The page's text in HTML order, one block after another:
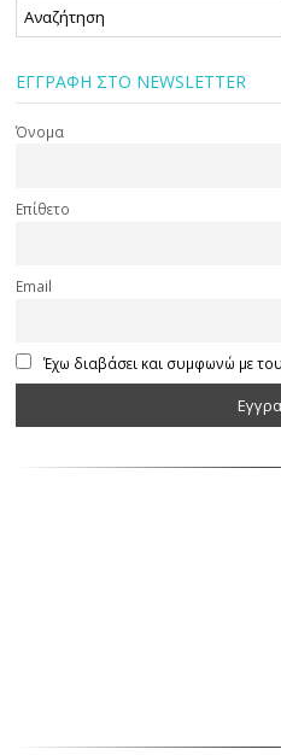
ΕΓΓΡΑΦΗ ΣΤΟ NEWSLETTER
Όνομα
Επίθετο
Email
Έχω διαβάσει και συμφωνώ με